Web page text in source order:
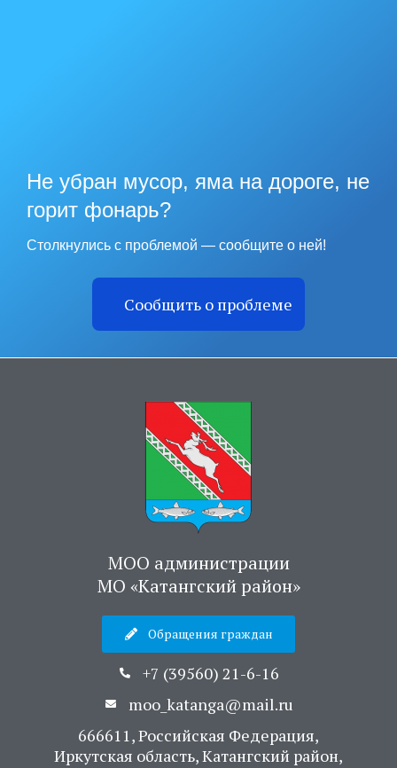
Не убран мусор, яма на дороге, не
горит фонарь?
Столкнулись с проблемой — сообщите о ней!
Сообщить о проблеме
МОО администрации
МО «Катангский район»
Обращения граждан
+7 (39560) 21-6-16
moo_katanga@mail.ru
666611, Российская Федерация,
Иркутская область, Катангский район,